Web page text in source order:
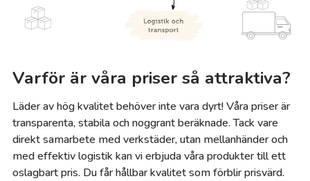
Varför är våra priser så attraktiva?
Läder av hög kvalitet behöver inte vara dyrt! Våra priser är
transparenta, stabila och noggrant beräknade. Tack vare
direkt samarbete med verkstäder, utan mellanhänder och
med effektiv logistik kan vi erbjuda våra produkter till ett
oslagbart pris. Du får hållbar kvalitet som förblir prisvärd.